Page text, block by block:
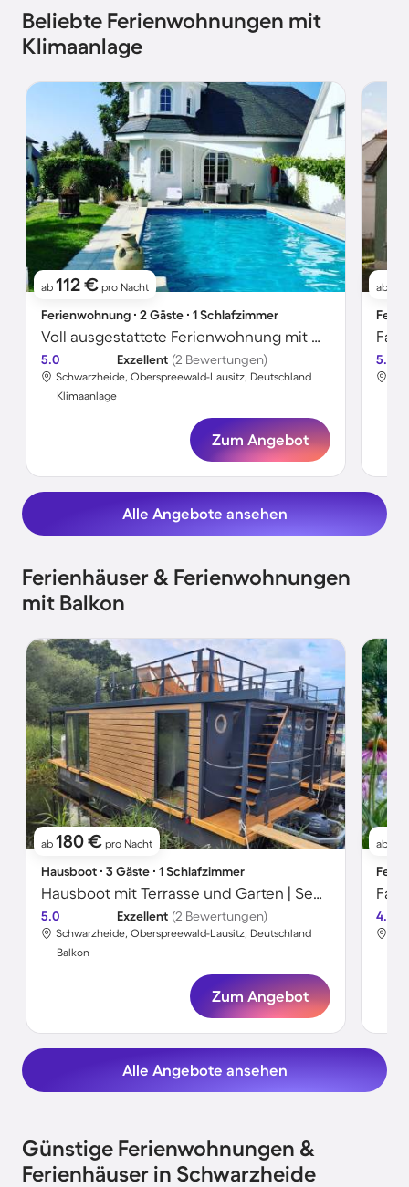
Beliebte Ferienwohnungen mit
Klimaanlage
ab 112 € pro Nacht
Ferienwohnung ∙ 2 Gäste ∙ 1 Schlafzimmer
Voll ausgestattete Ferienwohnung mit Grill, Garten und Pool
5.0 Exzellent (2 Bewertungen)
Schwarzheide, Oberspreewald-Lausitz, Deutschland
Klimaanlage
Zum Angebot
ab
5.0
Alle Angebote ansehen
Ferienhäuser & Ferienwohnungen
mit Balkon
ab 180 € pro Nacht
Hausboot ∙ 3 Gäste ∙ 1 Schlafzimmer
Hausboot mit Terrasse und Garten | Seeblick
5.0 Exzellent (2 Bewertungen)
Schwarzheide, Oberspreewald-Lausitz, Deutschland
Balkon
Zum Angebot
ab
4.5
Alle Angebote ansehen
Günstige Ferienwohnungen &
Ferienhäuser in Schwarzheide